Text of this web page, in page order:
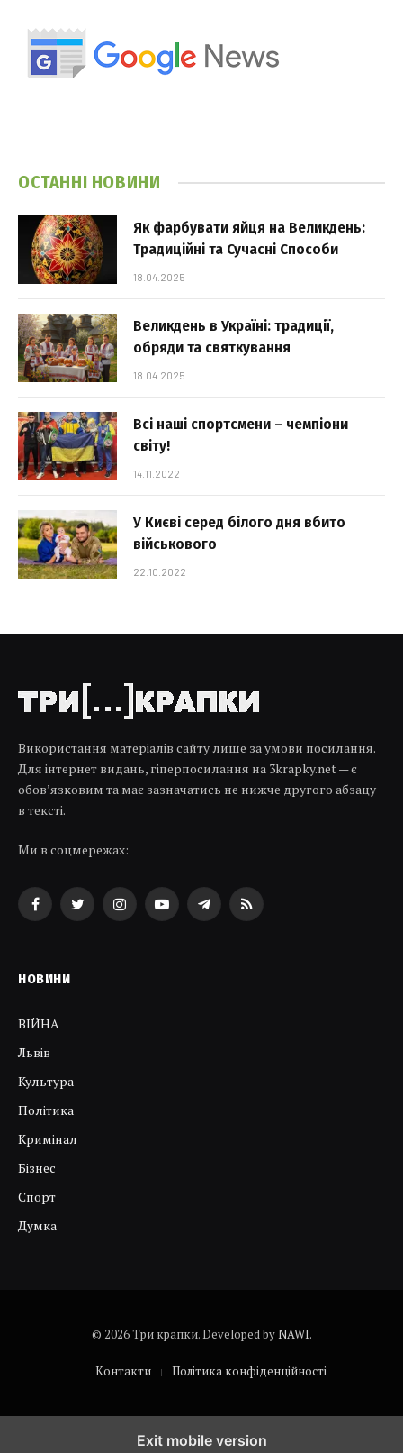
ОСТАННІ НОВИНИ
Як фарбувати яйця на Великдень:
Традиційні та Сучасні Способи
18.04.2025
Великдень в Україні: традиції,
обряди та святкування
18.04.2025
Всі наші спортсмени – чемпіони
світу!
14.11.2022
У Києві серед білого дня вбито
військового
22.10.2022
Використання матеріалів сайту лише за умови посилання.
Для інтернет видань, гіперпосилання на 3krapky.net — є
обов’язковим та має зазначатись не нижче другого абзацу
в тексті.
Ми в соцмережах:
FacebookTwitterInstagramYouTubeTelegramRSS
НОВИНИ
ВІЙНА
Львів
Культура
Політика
Кримінал
Бізнес
Спорт
Думка
© 2026 Три крапки. Developed byNAWI.
Контакти Політика конфіденційності
Exit mobile version